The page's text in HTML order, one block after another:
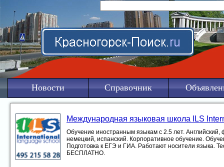
Новости Справочник
Международная языковая школа ILS
Обучение иностранным языкам с 2.5 лет. Английский,
немецкий, испанский. Корпоративное обучение.
Подготовка к ЕГЭ и ГИА. Работают носители языка.
БЕСПЛАТНО.